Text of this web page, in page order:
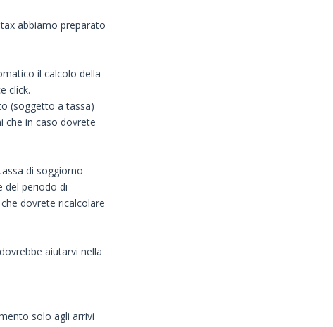
abbiamo preparato
il calcolo della
click.
(soggetto a tassa)
che in caso dovrete
di soggiorno
del periodo di
dovrete ricalcolare
aiutarvi nella
solo agli arrivi